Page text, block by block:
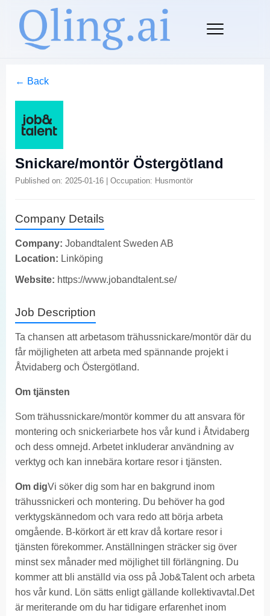
← Back
Snickare/montör Östergötland
Published on: 2025-01-16 | Occupation: Husmontör
Company Details
Company: Jobandtalent Sweden AB
Location: Linköping
Website: https://www.jobandtalent.se/
Job Description
Ta chansen att arbetasom trähussnickare/montör där du
får möjligheten att arbeta med spännande projekt i
Åtvidaberg och Östergötland.
Om tjänsten
Som trähussnickare/montör kommer du att ansvara för
montering och snickeriarbete hos vår kund i Åtvidaberg
och dess omnejd. Arbetet inkluderar användning av
verktyg och kan innebära kortare resor i tjänsten.
Om digVi söker dig som har en bakgrund inom
trähussnickeri och montering. Du behöver ha god
verktygskännedom och vara redo att börja arbeta
omgående. B-körkort är ett krav då kortare resor i
tjänsten förekommer. Anställningen sträcker sig över
minst sex månader med möjlighet till förlängning. Du
kommer att bli anställd via oss på Job&Talent och arbeta
hos vår kund. Lön sätts enligt gällande kollektivavtal.Det
är meriterande om du har tidigare erfarenhet inom